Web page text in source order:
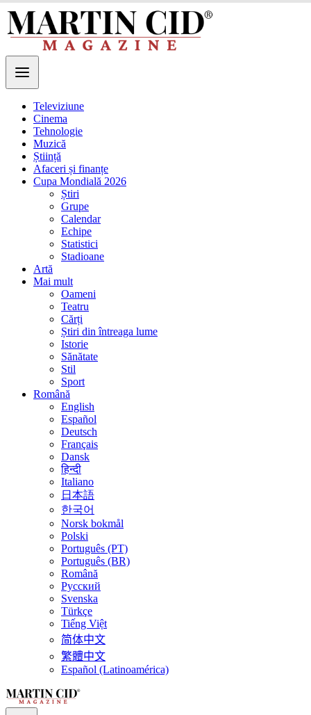
Televiziune
Cinema
Tehnologie
Muzică
Știință
Afaceri și finanțe
Cupa Mondială 2026
Știri
Grupe
Calendar
Echipe
Statistici
Stadioane
Artă
Mai mult
Oameni
Teatru
Cărți
Știri din întreaga lume
Istorie
Sănătate
Stil
Sport
Română
English
Español
Deutsch
Français
Dansk
हिन्दी
Italiano
日本語
한국어
Norsk bokmål
Polski
Português (PT)
Português (BR)
Română
Русский
Svenska
Türkçe
Tiếng Việt
简体中文
繁體中文
Español (Latinoamérica)